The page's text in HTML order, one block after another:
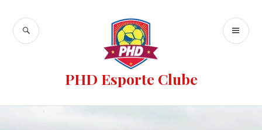
PHD Esporte Clube